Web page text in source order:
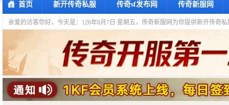
首页 新开传奇私服 传奇sf发布网 传奇新服网
亲爱的访客你好， 今天是：126年8月7日 星期五，传奇新服网为你提供新开传奇